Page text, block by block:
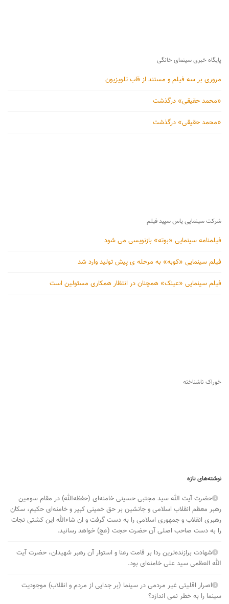
پایگاه خبری سینمای خانگی
مروری بر سه فیلم و مستند از قاب تلویزیون
«محمد حقیقی» درگذشت
«محمد حقیقی» درگذشت
شرکت سینمایی یاس سپید فیلم
فیلمنامه سینمایی «بوته» بازنویسی می شود
فیلم سینمایی «کوبه» به مرحله ی پیش تولید وارد شد
فیلم سینمایی «عینک» همچنان در انتظار همکاری مسئولین است
خوراک ناشناخته
نوشته‌های تازه
حضرت آیت الله سید مجتبی حسینی خامنه‌ای (حفظه‌الله) در مقام سومین
رهبر معظم انقلاب اسلامی و جانشین بر حق خمینی کبیر و خامنه‌ای حکیم، سکان
رهبری انقلاب و جمهوری اسلامی را به دست گرفت و ان شاءالله این کشتی نجات
را به دست صاحب اصلی آن حضرت حجت (عج) خواهد رسانید.
شهادت برازنده‌ترین ردا بر قامت رعنا و استوار آن رهبر شهیدان، حضرت آیت
الله العظمی سید علی خامنه‌ای بود.
اصرار اقلیتی غیر مردمی در سینما (بر جدایی از مردم و انقلاب) موجودیت
سینما را به خطر نمی ­اندازد؟